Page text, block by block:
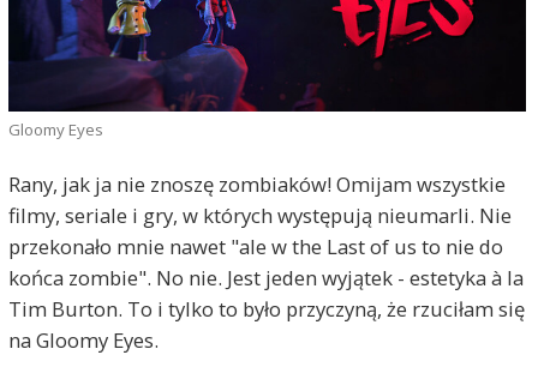
Gloomy Eyes
Rany, jak ja nie znoszę zombiaków! Omijam wszystkie
filmy, seriale i gry, w których występują nieumarli. Nie
przekonało mnie nawet "ale w the Last of us to nie do
końca zombie". No nie. Jest jeden wyjątek - estetyka à la
Tim Burton. To i tylko to było przyczyną, że rzuciłam się
na Gloomy Eyes.